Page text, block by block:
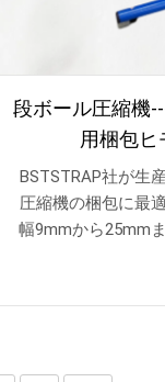
段ボール圧縮機
用梱包
BSTSTRAP社が生
圧縮機の梱包に最
幅9mmから25mm
定して梱包するの